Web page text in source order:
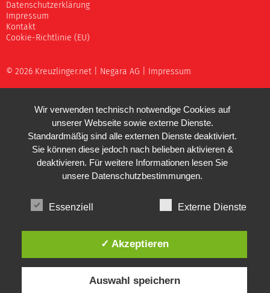
Datenschutzerklärung
Impressum
Kontakt
Cookie-Richtlinie (EU)
© 2026 Kreuzlinger.net | Negara AG Impressum
Wir verwenden technisch notwendige Cookies auf
unserer Webseite sowie externe Dienste.
Standardmäßig sind alle externen Dienste deaktiviert.
Sie können diese jedoch nach belieben aktivieren &
deaktivieren. Für weitere Informationen lesen Sie
unsere Datenschutzbestimmungen.
Essenziell Externe Dienste
✓ Akzeptieren
Auswahl speichern